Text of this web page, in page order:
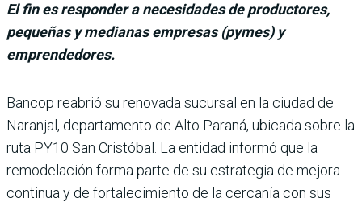
El fin es responder a necesidades de productores,
pequeñas y medianas empresas (pymes) y
emprendedores.
Bancop reabrió su renovada sucursal en la ciudad de
Naranjal, departamento de Alto Paraná, ubicada sobre la
ruta PY10 San Cristóbal. La entidad informó que la
remodelación forma parte de su estrategia de mejora
continua y de fortalecimiento de la cercanía con sus